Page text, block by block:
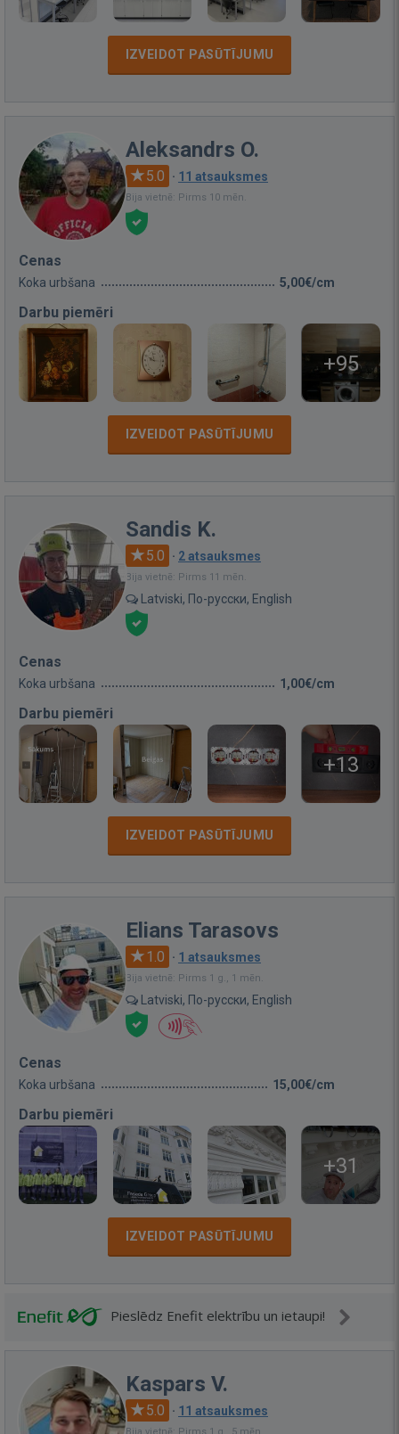
IZVEIDOT PASŪTĪJUMU
Aleksandrs O.
5.0 · 11 atsauksmes
Bija vietnē: Pirms 10 mēn.
Cenas
Koka urbšana 5,00€/cm
Darbu piemēri
+95
IZVEIDOT PASŪTĪJUMU
Sandis K.
5.0 · 2 atsauksmes
Bija vietnē: Pirms 11 mēn.
Latviski, По-русски, English
Cenas
Koka urbšana 1,00€/cm
Darbu piemēri
+13
IZVEIDOT PASŪTĪJUMU
Elians Tarasovs
1.0 · 1 atsauksmes
Bija vietnē: Pirms 1 g., 1 mēn.
Latviski, По-русски, English
Cenas
Koka urbšana 15,00€/cm
Darbu piemēri
+31
IZVEIDOT PASŪTĪJUMU
Pieslēdz Enefit elektrību un ietaupi!
Kaspars V.
5.0 · 11 atsauksmes
Bija vietnē: Pirms 1 g., 5 mēn.